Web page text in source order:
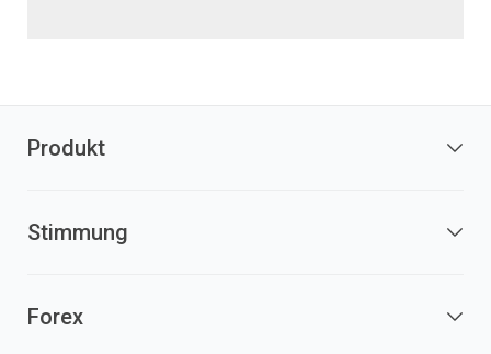
Produkt
Stimmung
Forex